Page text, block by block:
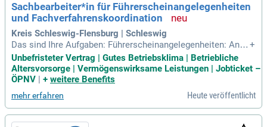
Sachbearbeiter*in für Führerscheinangelegenheiten
und Fachverfahrenskoordination
Kreis Schleswig-Flensburg | Schleswig
Das sind Ihre Aufgaben: Führerscheinangelegenheiten: Antr
äge zur Fahrgastbeförderung (Klasse D/DE) und Anträge für
Personenbeförderungsscheine prüfen und entscheiden (inkl
usive Eignungsüberprüfung); Anträge auf Erweiterung und V
+
Unbefristeter Vertrag | Gutes Betriebsklima | Betriebliche
Altersvorsorge | Vermögenswirksame Leistungen | Jobticket –
ÖPNV | + weitere Benefits
mehr erfahren Heute veröffentlicht